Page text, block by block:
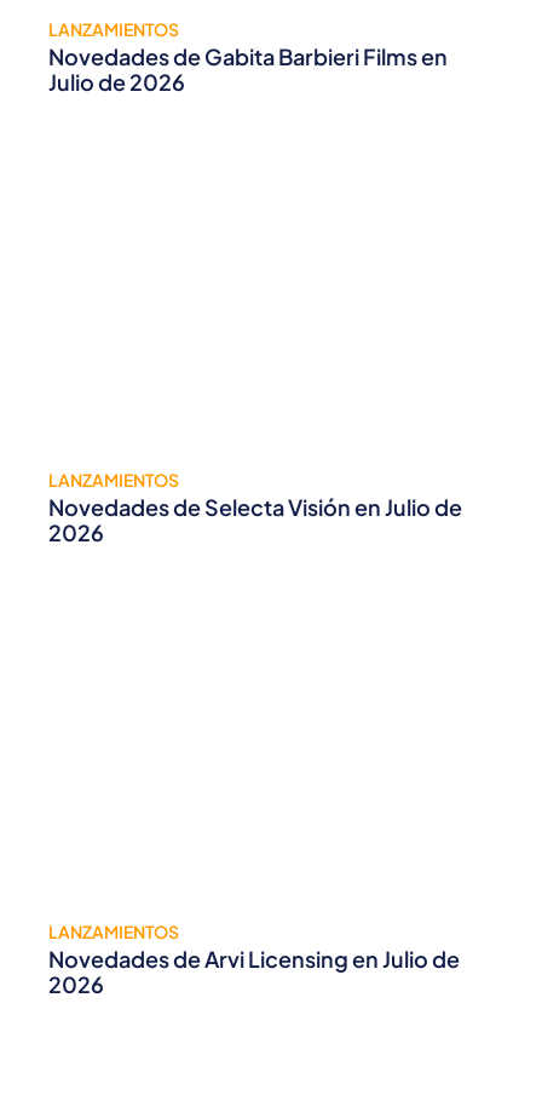
LANZAMIENTOS
Novedades de Gabita Barbieri Films en
Julio de 2026
LANZAMIENTOS
Novedades de Selecta Visión en Julio de
2026
LANZAMIENTOS
Novedades de Arvi Licensing en Julio de
2026